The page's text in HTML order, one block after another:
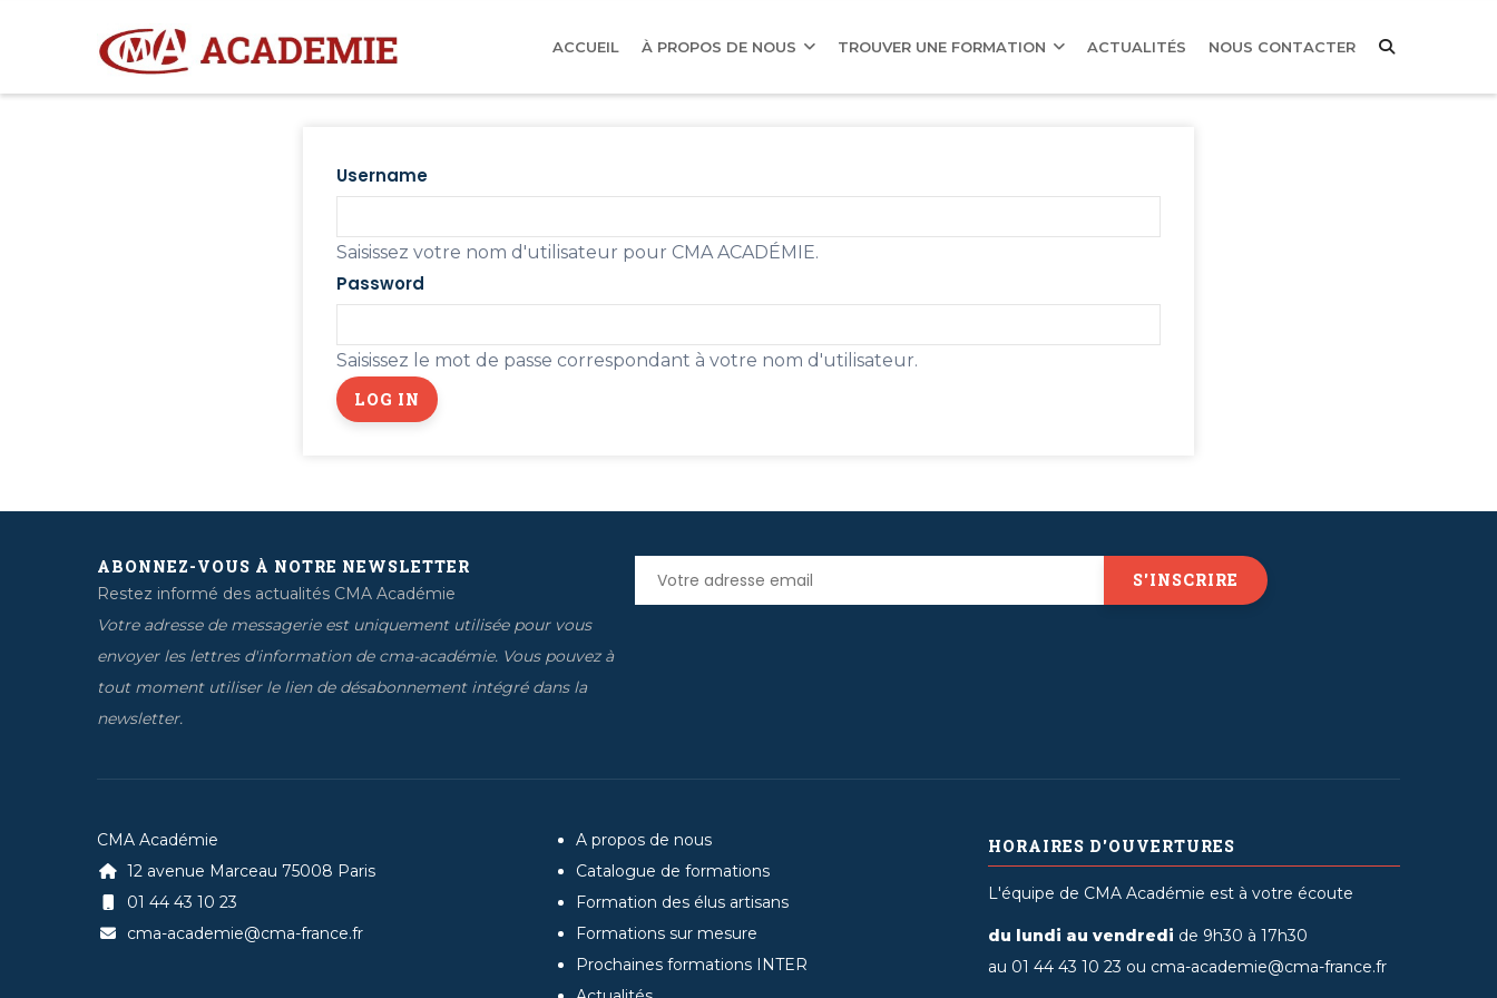
NAVIGATION
ACCUEIL À PROPOS DE NOUS TROUVER UNE FORMATION ACTUALITÉS NOUS CONTACTER
Username
Saisissez votre nom d'utilisateur pour CMA ACADÉMIE.
Password
Saisissez le mot de passe correspondant à votre nom d'utilisateur.
ABONNEZ-VOUS À NOTRE NEWSLETTER
Restez informé des actualités CMA Académie
Votre adresse de messagerie est uniquement utilisée pour vous
envoyer les lettres d'information de cma-académie. Vous pouvez à
tout moment utiliser le lien de désabonnement intégré dans la
newsletter.
CMA Académie
12 avenue Marceau 75008 Paris
01 44 43 10 23
cma-academie@cma-france.fr
A propos de nous
Catalogue de formations
Formation des élus artisans
Formations sur mesure
Prochaines formations INTER
HORAIRES D'OUVERTURES
L'équipe de CMA Académie est à votre écoute
du lundi au vendredi de 9h30 à 17h30
au 01 44 43 10 23 ou cma-academie@cma-france.fr